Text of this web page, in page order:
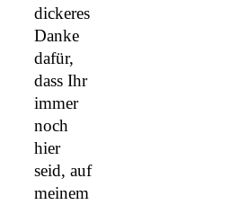
dickeres
Danke
dafür,
dass Ihr
immer
noch
hier
seid, auf
meinem